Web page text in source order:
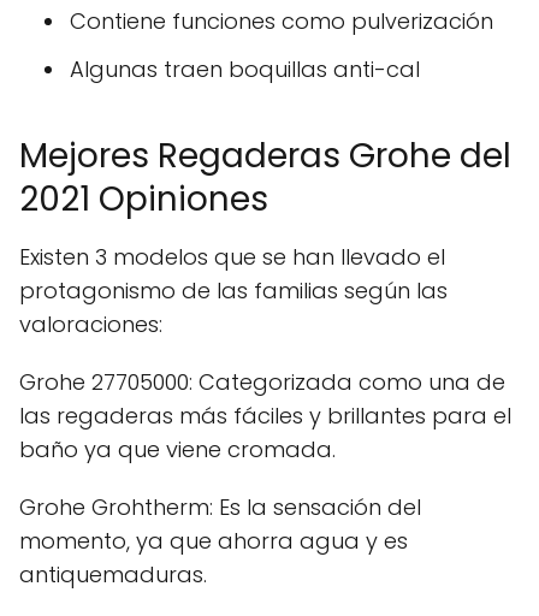
Contiene funciones como pulverización
Algunas traen boquillas anti-cal
Mejores Regaderas Grohe del
2021 Opiniones
Existen 3 modelos que se han llevado el
protagonismo de las familias según las
valoraciones:
Grohe 27705000: Categorizada como una de
las regaderas más fáciles y brillantes para el
baño ya que viene cromada.
Grohe Grohtherm: Es la sensación del
momento, ya que ahorra agua y es
antiquemaduras.